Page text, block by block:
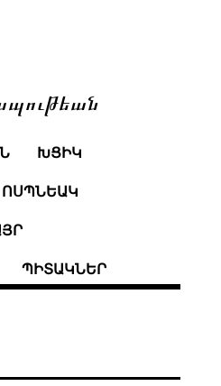
ԽՑԻԿ
ՈՍՊՆԵԱԿ
ՊԻՏԱԿՆԵՐ